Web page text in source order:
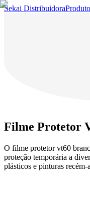
Sekai Distribuidora
Filme Protetor
O filme protetor vt60
proteção temporária a
plásticos e pinturas